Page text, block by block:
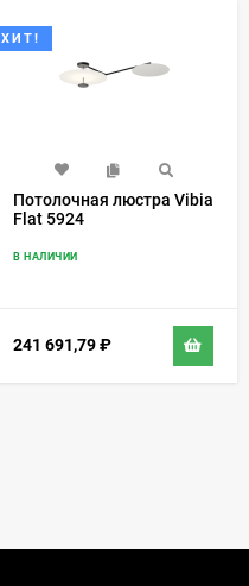
ХИТ!
Потолочная люстра Vibia
Flat 5924
В НАЛИЧИИ
241 691,79₽